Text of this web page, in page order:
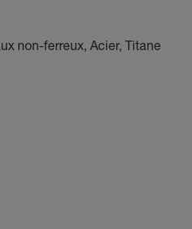
non-ferreux, Acier, Titane